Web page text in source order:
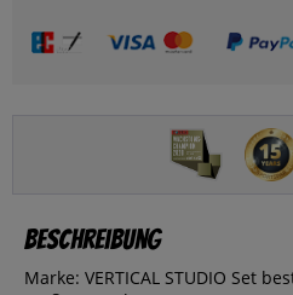
Beschreibung
Marke: VERTICAL STUDIO Set